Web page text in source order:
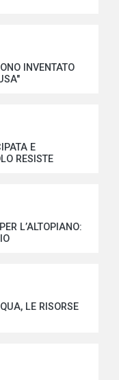
INVENTATO
E
RESISTE
L’ALTOPIANO:
LE RISORSE